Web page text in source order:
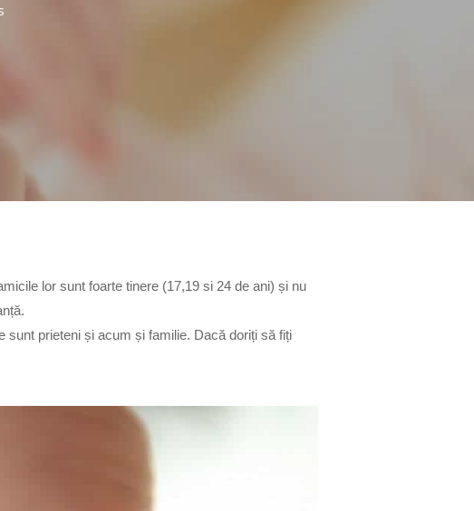
lor sunt foarte tinere (17,19 si 24 de ani) și nu
sunt prieteni și acum și familie. Dacă doriți să fiți